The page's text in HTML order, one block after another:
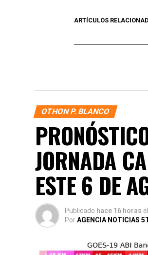
ARTÍCULOS
OTHON P. BLANCO
JORNADA
ESTE 6 DE
Publicado hace 16 horas el
PorAGENCIA NOTICIAS